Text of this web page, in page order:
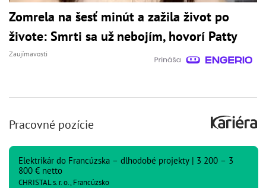
Zomrela na šesť minút a zažila život po
živote: Smrti sa už nebojím, hovorí Patty
Zaujímavosti
Pracovné pozície
Elektrikár do Francúzska – dlhodobé projekty | 3 200 – 3
800 € netto
CHRISTAL s. r. o., Francúzsko